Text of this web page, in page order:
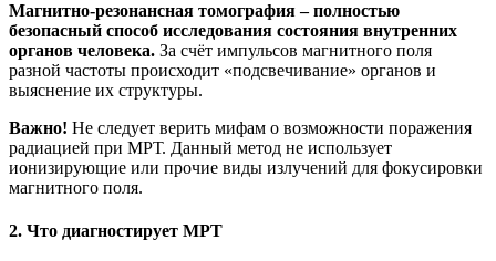
Магнитно-резонансная томография – полностью
безопасный способ исследования состояния внутренних
органов человека. За счёт импульсов магнитного поля
разной частоты происходит «подсвечивание» органов и
выяснение их структуры.
Важно! Не следует верить мифам о возможности поражения
радиацией при МРТ. Данный метод не использует
ионизирующие или прочие виды излучений для фокусировки
магнитного поля.
2. Что диагностирует МРТ